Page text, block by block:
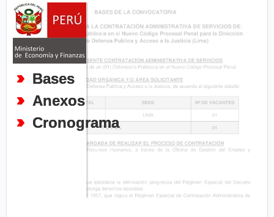
Bases
Anexos
Cronograma